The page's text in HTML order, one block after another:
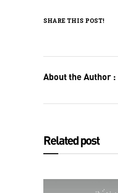
SHARE THIS POST!
About the Author :
Related post